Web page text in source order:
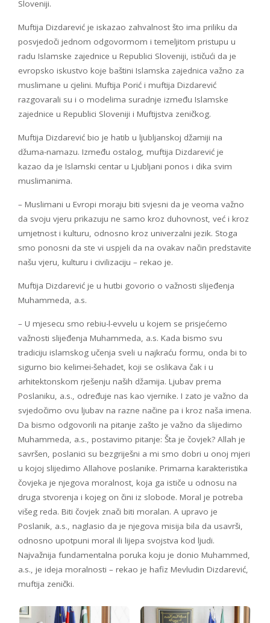
Sloveniji.
Muftija Dizdarević je iskazao zahvalnost što ima priliku da
posvjedoči jednom odgovormom i temeljitom pristupu u
radu Islamske zajednice u Republici Sloveniji, ističući da je
evropsko iskustvo koje baštini Islamska zajednica važno za
muslimane u cjelini. Muftija Porić i muftija Dizdarević
razgovarali su i o modelima suradnje između Islamske
zajednice u Republici Sloveniji i Muftijstva zeničkog.
Muftija Dizdarević bio je hatib u ljubljanskoj džamiji na
džuma-namazu. Između ostalog, muftija Dizdarević je
kazao da je Islamski centar u Ljubljani ponos i dika svim
muslimanima.
– Muslimani u Evropi moraju biti svjesni da je veoma važno
da svoju vjeru prikazuju ne samo kroz duhovnost, već i kroz
umjetnost i kulturu, odnosno kroz univerzalni jezik. Stoga
smo ponosni da ste vi uspjeli da na ovakav način predstavite
našu vjeru, kulturu i civilizaciju – rekao je.
Muftija Dizdarević je u hutbi govorio o važnosti slijeđenja
Muhammeda, a.s.
– U mjesecu smo rebiu-l-evvelu u kojem se prisjećemo
važnosti slijeđenja Muhammeda, a.s. Kada bismo svu
tradiciju islamskog učenja sveli u najkraću formu, onda bi to
sigurno bio kelimei-šehadet, koji se oslikava čak i u
arhitektonskom rješenju naših džamija. Ljubav prema
Poslaniku, a.s., određuje nas kao vjernike. I zato je važno da
svjedočimo ovu ljubav na razne načine pa i kroz naša imena.
Da bismo odgovorili na pitanje zašto je važno da slijedimo
Muhammeda, a.s., postavimo pitanje: Šta je čovjek? Allah je
savršen, poslanici su bezgriješni a mi smo dobri u onoj mjeri
u kojoj slijedimo Allahove poslanike. Primarna karakteristika
čovjeka je njegova moralnost, koja ga ističe u odnosu na
druga stvorenja i kojeg on čini iz slobode. Moral je potreba
višeg reda. Biti čovjek znači biti moralan. A upravo je
Poslanik, a.s., naglasio da je njegova misija bila da usavrši,
odnosno upotpuni moral ili lijepa svojstva kod ljudi.
Najvažnija fundamentalna poruka koju je donio Muhammed,
a.s., je ideja moralnosti – rekao je hafiz Mevludin Dizdarević,
muftija zenički.